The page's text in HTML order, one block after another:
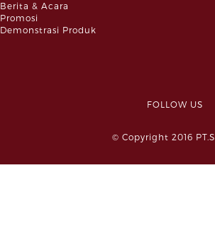
Berita & Acara
Promosi
Demonstrasi Produk
FOLLOW
© Copyright 2016